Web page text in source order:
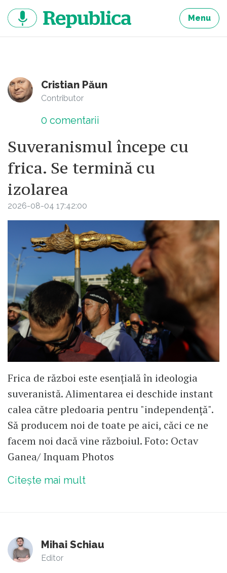
continut
Menu
Cristian Păun
Contributor
0 comentarii
Suveranismul începe cu
frica. Se termină cu
izolarea
2026-08-04 17:42:00
Frica de război este esențială în ideologia
suveranistă. Alimentarea ei deschide instant
calea către pledoaria pentru "independență".
Să producem noi de toate pe aici, căci ce ne
facem noi dacă vine războiul. Foto: Octav
Ganea/ Inquam Photos
Citește mai mult
Mihai Schiau
Editor